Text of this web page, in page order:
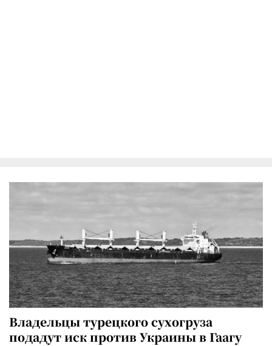
Владельцы турецкого сухогруза
подадут иск против Украины в Гаагу